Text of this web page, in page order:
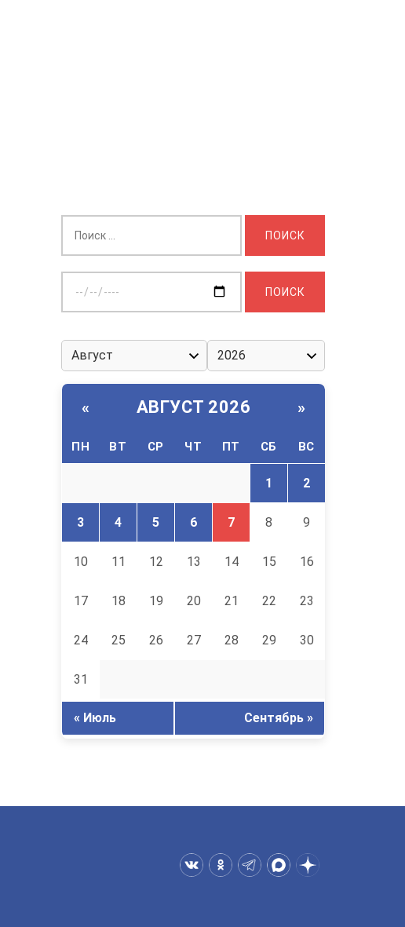
дату:
« АВГУСТ 2026 »
ПН ВТ СР ЧТ ПТ СБ ВС
1 2
3 4 5 6 7 8 9
10 11 12 13 14 15 16
17 18 19 20 21 22 23
24 25 26 27 28 29 30
31
« Июль Сентябрь »